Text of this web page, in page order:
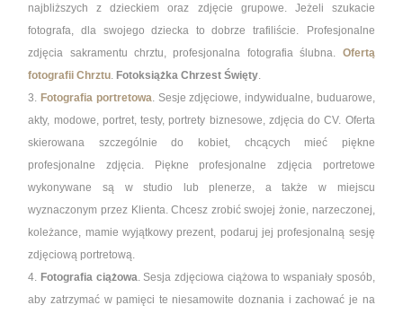
najbliższych z dzieckiem oraz zdjęcie grupowe. Jeżeli szukacie
fotografa, dla swojego dziecka to dobrze trafiliście.
Profesjonalne
zdjęcia sakramentu chrztu, profesjonalna fotografia ślubna. Ofertą
fotografii Chrztu .Fotoksiążka Chrzest Święty
3.Fotografia portretowa . Sesje zdjęciowe, indywidualne, buduarowe,
akty, modowe, portret, testy, portrety biznesowe, zdjęcia do CV. Oferta
skierowana szczególnie do kobiet, chcących mieć piękne
profesjonalne zdjęcia. Piękne profesjonalne zdjęcia portretowe
wykonywane są w studio lub plenerze, a także w miejscu
wyznaczonym przez Klienta. Chcesz zrobić swojej żonie, narzeczonej,
koleżance, mamie wyjątkowy prezent, podaruj jej profesjonalną sesję
zdjęciową portretową.
4.Fotografia ciążowa . Sesja zdjęciowa ciążowa to wspaniały sposób,
aby zatrzymać w pamięci te niesamowite doznania i zachować je na